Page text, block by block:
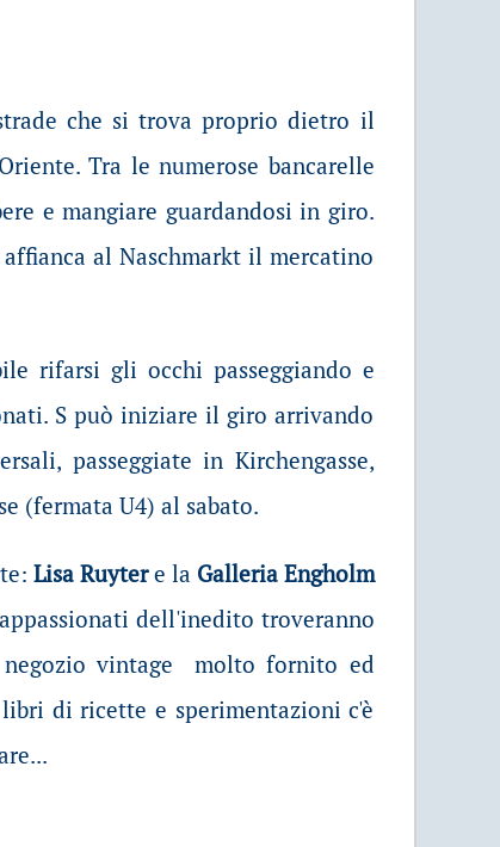
che si trova proprio dietro il
Tra le numerose bancarelle
e mangiare guardandosi in giro.
al Naschmarkt il mercatino
rifarsi gli occhi passeggiando e
S può iniziare il giro arrivando
passeggiate in Kirchengasse,
(fermata U4) al sabato.
Lisa Ruytere la Galleria Engholm
dell'inedito troveranno
vintage molto fornito ed
di ricette e sperimentazioni c'è